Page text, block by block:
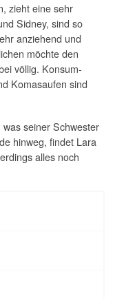
zieht eine sehr
Sidney, sind so
anziehend und
möchte den
völlig. Konsum-
Komasaufen sind
seiner Schwester
hinweg, findet Lara
alles noch